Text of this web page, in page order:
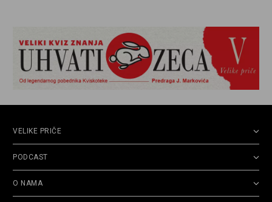
VELIKE PRIČE
PODCAST
O NAMA